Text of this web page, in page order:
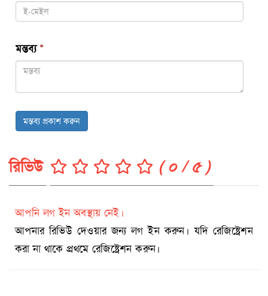
মন্তব্য*
মন্তব্য প্রকাশ করুন
রিভিউ ( ০ / ৫ )
আপনি লগ ইন অবস্থায় নেই।
আপনার রিভিউ দেওয়ার জন্য লগ ইন করুন। যদি রেজিষ্ট্রেশন
করা না থাকে প্রথমে রেজিষ্ট্রেশন করুন।